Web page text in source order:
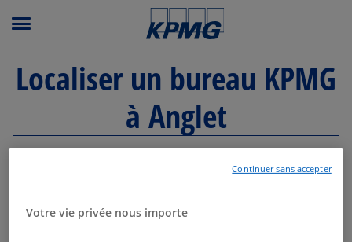
Menu principal
Localiser un bureau KPMG
à Anglet
Liste
Votre vie privée nous importe
Continuer sans accepter